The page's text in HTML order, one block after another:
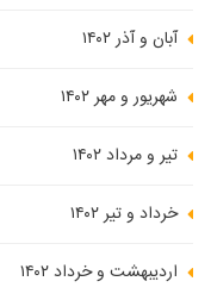
آبان و آذر ۱۴۰۲
شهریور و مهر ۱۴۰۲
تیر و مرداد ۱۴۰۲
خرداد و تیر ۱۴۰۲
اردیبهشت و خرداد ۱۴۰۲